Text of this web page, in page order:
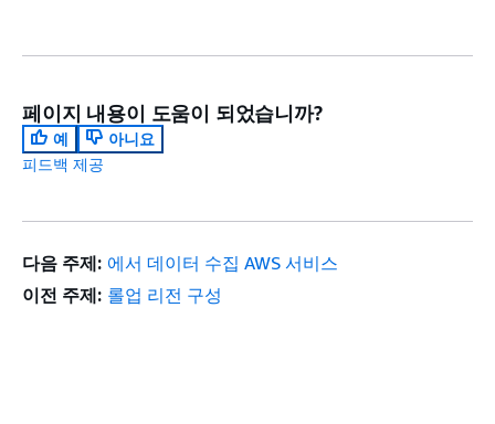
페이지 내용이 도움이 되었습니까?
예
아니요
피드백 제공
다음 주제: 에서 데이터 수집 AWS 서비스
이전 주제: 롤업 리전 구성